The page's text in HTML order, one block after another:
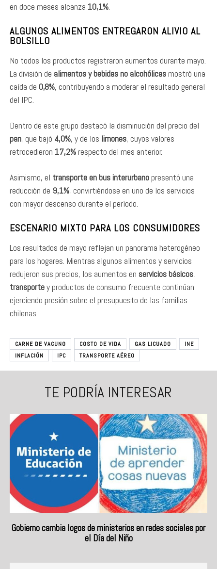
en doce meses alcanza 10,1%
ALGUNOS ALIMENTOS ENTREGARON ALIVIO AL
BOLSILLO
No todos los productos registraron aumentos durante mayo.
La división de alimentos y bebidas no alcohólicasmostró una
caída de 0,8%, contribuyendo a moderar el resultado general
del IPC.
Dentro de este grupo destacó la disminución del precio del
pan, que bajó 4,0%, y de los limones, cuyos valores
retrocedieron 17,2%respecto del mes anterior.
Asimismo, el transporte en bus interurbanopresentó una
reducción de 9,1%, convirtiéndose en uno de los servicios
con mayor descenso durante el período.
ESCENARIO MIXTO PARA LOS CONSUMIDORES
Los resultados de mayo reflejan un panorama heterogéneo
para los hogares. Mientras algunos alimentos y servicios
redujeron sus precios, los aumentos en servicios básicos,
transportey productos de consumo frecuente continúan
ejerciendo presión sobre el presupuesto de las familias
chilenas.
CARNE DE VACUNO COSTO DE VIDA GAS LICUADO
INE
INFLACIÓN
IPC TRANSPORTE AÉREO
TE PODRÍA INTERESAR
Gobierno cambia logos de ministerios en redes sociales por
el Día del Niño